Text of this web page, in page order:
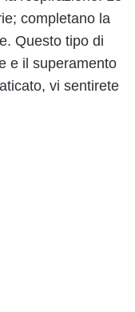
completano la
Questo tipo di
e il superamento
vi sentirete